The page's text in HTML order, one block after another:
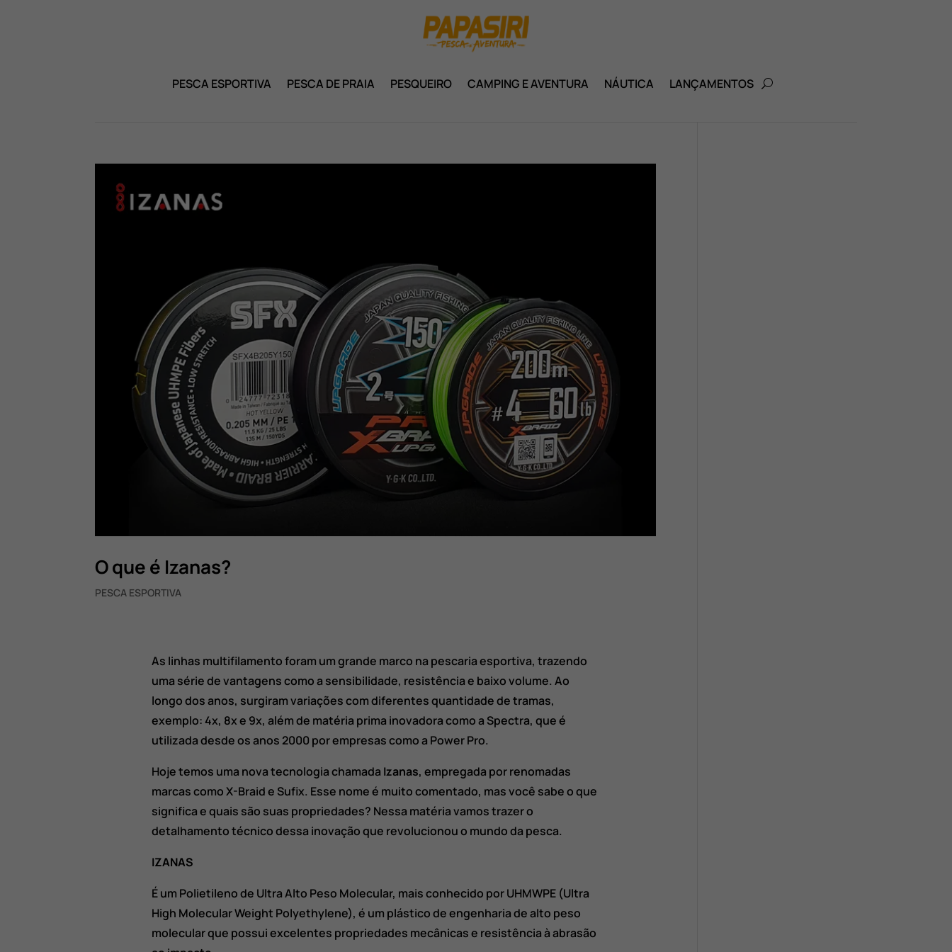
PESCA ESPORTIVA PESCA DE PRAIA PESQUEIRO CAMPING E AVENTURA NÁUTICA LANÇAMENTOS
O que é Izanas?
PESCA ESPORTIVA
As linhas multifilamento foram um grande marco na pescaria esportiva, trazendo
uma série de vantagens como a sensibilidade, resistência e baixo volume. Ao
longo dos anos, surgiram variações com diferentes quantidade de tramas,
exemplo: 4x, 8x e 9x, além de matéria prima inovadora como a Spectra, que é
utilizada desde os anos 2000 por empresas como a Power Pro.
Hoje temos uma nova tecnologia chamada Izanas, empregada por renomadas
marcas como X-Braid e Sufix. Esse nome é muito comentado, mas você sabe o que
significa e quais são suas propriedades? Nessa matéria vamos trazer o
detalhamento técnico dessa inovação que revolucionou o mundo da pesca.
IZANAS
É um Polietileno de Ultra Alto Peso Molecular, mais conhecido por UHMWPE (Ultra
High Molecular Weight Polyethylene), é um plástico de engenharia de alto peso
molecular que possui excelentes propriedades mecânicas e resistência à abrasão